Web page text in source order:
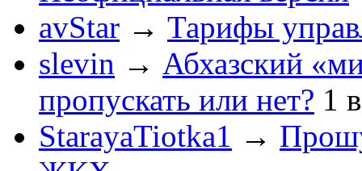
avStar → Тарифы
slevin → Абхазский
пропускать или нет? 1
StarayaTiotka1 →